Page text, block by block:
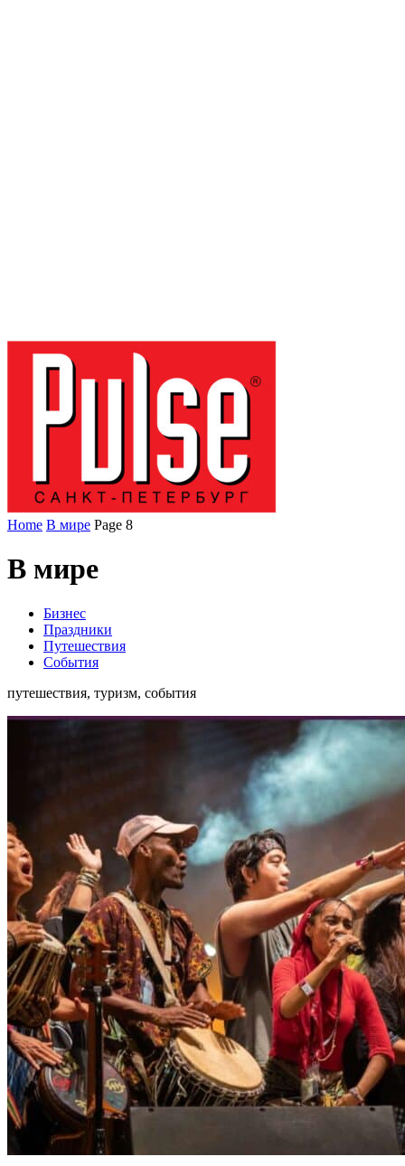
Home В мире Page 8
В мире
Бизнес
Праздники
Путешествия
События
путешествия, туризм, события